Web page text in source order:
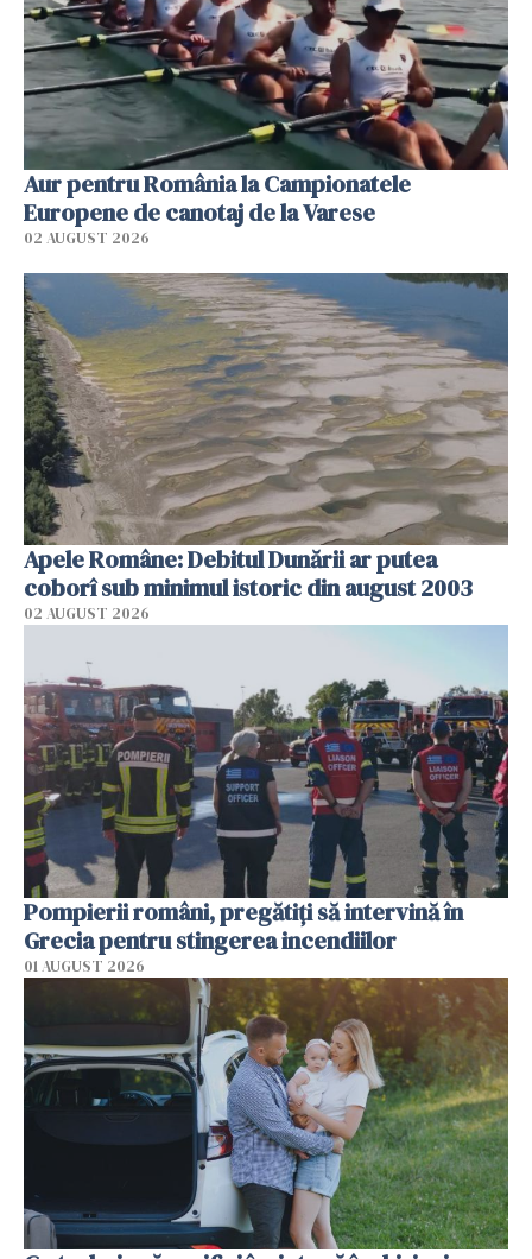
Aur pentru România la Campionatele
Europene de canotaj de la Varese
02 AUGUST 2026
Apele Române: Debitul Dunării ar putea
coborî sub minimul istoric din august 2003
02 AUGUST 2026
Pompierii români, pregătiţi să intervină în
Grecia pentru stingerea incendiilor
01 AUGUST 2026